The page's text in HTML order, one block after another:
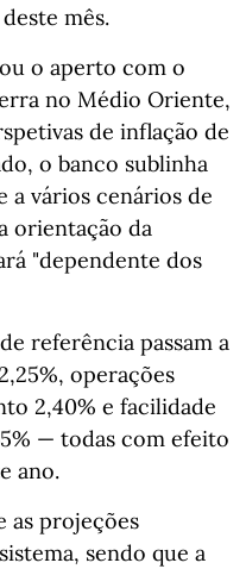
mês.
o aperto com o
no Médio Oriente,
de inflação de
o banco sublinha
a vários cenários de
orientação da
"dependente dos
referência passam a
operações
2,40% e facilidade
— todas com efeito
ano.
as projeções
sendo que a